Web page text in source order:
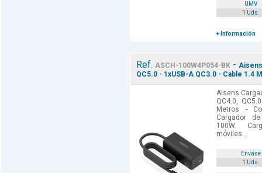
UMV
1 Uds.
+ Información
Ref. ASCH-100W4P054-BK -
QC5.0 - 1xUSB-A QC3.0 - Cable 1.4
Aisens
QC4.0,
Metros -
Cargador
100W.
móviles...
Envase
1 Uds.